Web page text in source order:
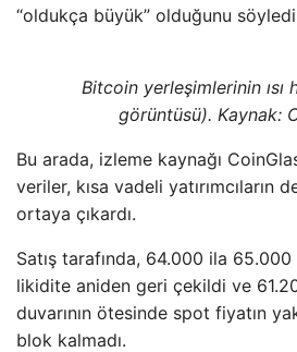
“oldukça büyük” olduğunu
Bitcoin yerleşimlerinin ısı
görüntüsü). Kaynak:
Bu arada, izleme kaynağı
veriler, kısa vadeli yatırımcıların
ortaya çıkardı.
Satış tarafında, 64.000 ila
likidite aniden geri çekildi ve
duvarının ötesinde spot fiyatın
blok kalmadı.